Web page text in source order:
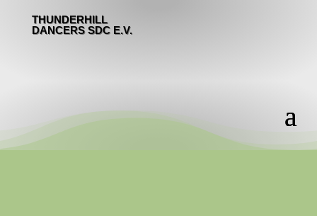
THUNDERHILL
DANCERS SDC E.V.